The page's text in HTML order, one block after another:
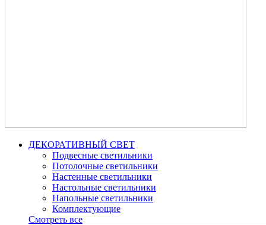
ДЕКОРАТИВНЫЙ СВЕТ
Подвесные светильники
Потолочные светильники
Настенные светильники
Настольные светильники
Напольные светильники
Комплектующие
Смотреть все